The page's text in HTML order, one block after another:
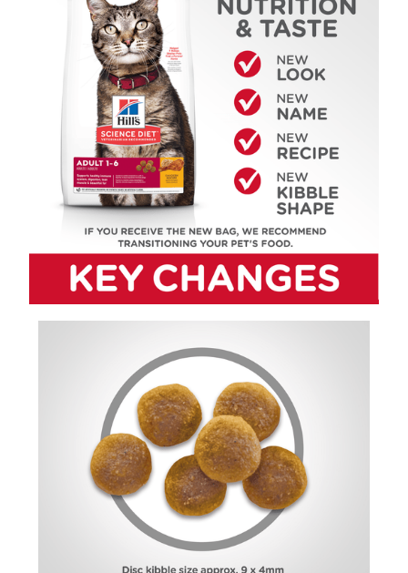
【7-11】取貨付款1500免運
每筆NT$80，滿NT$1,500(含以上)免運費
【7-11】取貨1500免運
每筆NT$60，滿NT$1,500(含以上)免運費
宅配【全館滿1500免運】
每筆NT$85，滿NT$1,500(含以上)免運費
【宅配-貨到付款】1500免運
每筆NT$115，滿NT$1,500(含以上)免運費